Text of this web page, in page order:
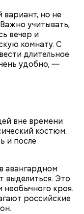
но не
учитывать,
вечер и
комнату. С
длительное
удобно, —
вне времени
костюм.
и после
авангардном
выделиться. Это
кроя.
российские
самом деле
этот день
жизни.
и улучшат зрение:
рассказала
домашний
простых рецепта
Куликова
чем заключается
овощей и